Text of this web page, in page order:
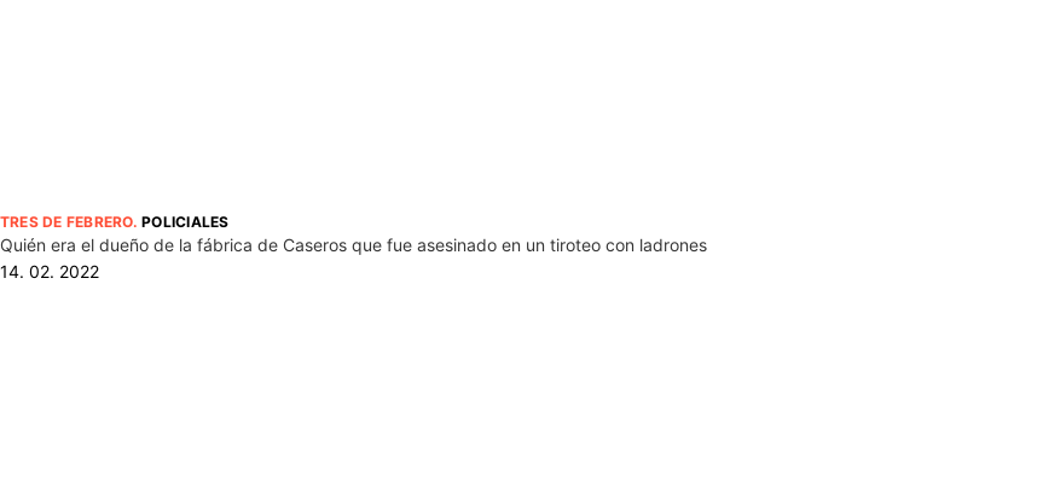
TRES DE FEBRERO.POLICIALES
Quién era el dueño de la fábrica de Caseros que fue asesinado en un tiroteo con ladrones
14. 02. 2022